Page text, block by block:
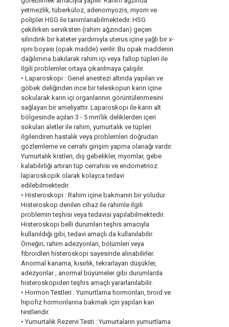
yetmezlik, tüberküloz, adenomyozis, myom ve
polipler HSG ile tanımlanabilmektedir. HSG
çekilirken serviksten (rahim ağzından) geçen
silindirik bir kateter yardımıyla uterus içine yağlı bir x-
ışını boyası (opak madde) verilir. Bu opak maddenin
dağılımına bakılarak rahim içi veya fallop tüpleri ile
ilgili problemler ortaya çıkarılmaya çalışılır.
• Laparoskopi : Genel anestezi altında yapılan ve
göbek deliğinden ince bir teleskopun karın içine
sokularak karın içi organlarının görüntülenmesini
sağlayan bir ameliyattır. Laparoskopi ile karın alt
bölgesinde açılan 3 - 5 mm'lik deliklerden içeri
sokulan aletler ile rahim, yumurtalık ve tüpleri
ilgilendiren hastalık veya problemleri doğrudan
gözlemleme ve cerrahi girişim yapma olanağı vardır.
Yumurtalık kistleri, dış gebelikler, myomlar, gebe
kalabilirliği artıran tüp cerrahisi ve endometrioz
laparoskopik olarak kolayca tedavi
edilebilmektedir.
• Histeroskopi : Rahim içine bakmanın bir yoludur.
Histeroskop denilen cihaz ile rahimle ilgili
problemin teşhisi veya tedavisi yapılabilmektedir.
Histeroskopi belli durumları teşhis amacıyla
kullanıldığı gibi, tedavi amaçlı da kullanılabilir.
Örneğin; rahim adezyonları, bölümleri veya
fibroidleri histeroskopi sayesinde alınabilirler.
Anormal kanama, kısırlık, tekrarlayan düşükler,
adezyonlar , anormal büyümeler gibi durumlarda
histeroskopiden teşhis amaçlı yararlanılabilir.
• Hormon Testleri : Yumurtlama hormonları, tiroid ve
hipofiz hormonlarına bakmak için yapılan kan
testleridir.
• Yumurtalık Rezervi Testi : Yumurtaların yumurtlama